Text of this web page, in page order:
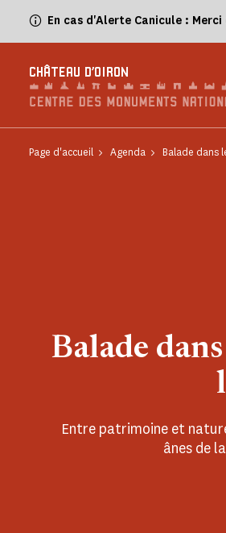
En cas d'Alerte Canicule :
CHÂTEAU D'OIRON
Page d'accueil Agenda Balade dans
Balade
Entre patrimoine et
ânes de